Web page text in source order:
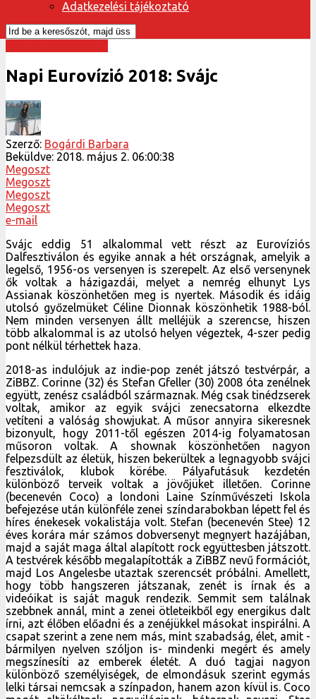
Adatkezelési tájékoztató
Napi Eurovízió 2018: Svájc
Szerző: Bogárdi Barbara
Beküldve: 2018. május 2. 06:00:38
Megoszt
Megoszt
Megoszt
Megoszt
e-mail
Svájc eddig 51 alkalommal vett részt az Eurovíziós
Dalfesztiválon és egyike annak a hét országnak, amelyik a
legelső, 1956-os versenyen is szerepelt. Az első versenynek
ők voltak a házigazdái, melyet a nemrég elhunyt Lys
Assianak köszönhetően meg is nyertek. Második és idáig
utolsó győzelmüket Céline Dionnak köszönhetik 1988-ból.
Nem minden versenyen állt melléjük a szerencse, hiszen
több alkalommal is az utolsó helyen végeztek, 4-szer pedig
pont nélkül térhettek haza.
2018-as indulójuk az indie-pop zenét játszó testvérpár, a
ZiBBZ. Corinne (32) és Stefan Gfeller (30) 2008 óta zenélnek
együtt, zenész családból származnak. Még csak tinédzserek
voltak, amikor az egyik svájci zenecsatorna elkezdte
vetíteni a valóság showjukat. A műsor annyira sikeresnek
bizonyult, hogy 2011-től egészen 2014-ig folyamatosan
műsoron voltak. A shownak köszönhetően nagyon
felpezsdült az életük, hiszen bekerültek a legnagyobb svájci
fesztiválok, klubok körébe. Pályafutásuk kezdetén
különböző terveik voltak a jövőjüket illetően. Corinne
(becenevén Coco) a londoni Laine Színművészeti Iskola
befejezése után különféle zenei színdarabokban lépett fel és
híres énekesek vokalistája volt. Stefan (becenevén Stee) 12
éves korára már számos dobversenyt megnyert hazájában,
majd a saját maga által alapított rock együttesben játszott.
A testvérek később megalapították a ZiBBZ nevű formációt,
majd Los Angelesbe utaztak szerencsét próbálni. Amellett,
hogy több hangszeren játszanak, zenét is írnak és a
videóikat is saját maguk rendezik. Semmit sem találnak
szebbnek annál, mint a zenei ötleteikből egy energikus dalt
írni, azt élőben előadni és a zenéjükkel másokat inspirálni. A
csapat szerint a zene nem más, mint szabadság, élet, amit -
bármilyen nyelven szóljon is- mindenki megért és amely
megszínesíti az emberek életét. A duó tagjai nagyon
különböző személyiségek, de elmondásuk szerint egymás
lelki társai nemcsak a színpadon, hanem azon kívül is. Coco